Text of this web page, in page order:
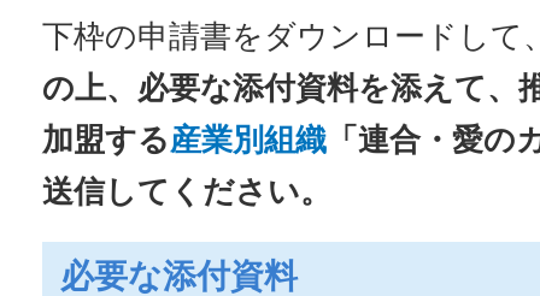
下枠の申請書をダウンロードして
の上、必要な添付資料を添えて、
加盟する産業別組織 「連合・愛の
送信してください。
必要な添付資料